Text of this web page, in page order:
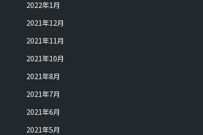
2022年1月
2021年12月
2021年11月
2021年10月
2021年8月
2021年7月
2021年6月
2021年5月